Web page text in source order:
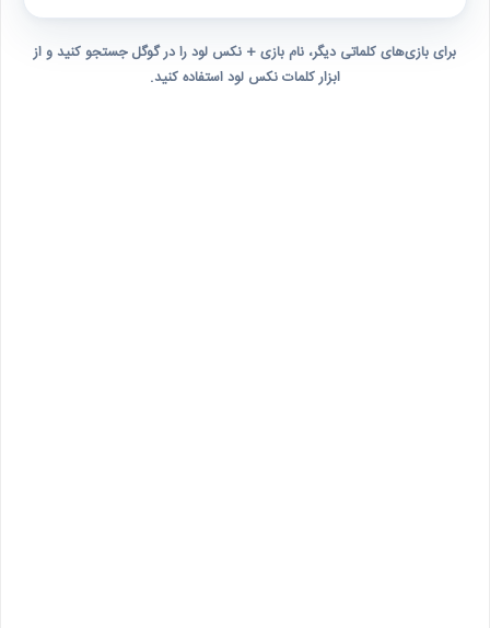
برای بازی‌های کلماتی دیگر، نام بازی + نکس لود را در گوگل جستجو کنید و از
ابزار کلمات نکس لود استفاده کنید.